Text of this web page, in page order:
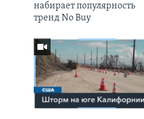
набирает популярность
тренд No Buy